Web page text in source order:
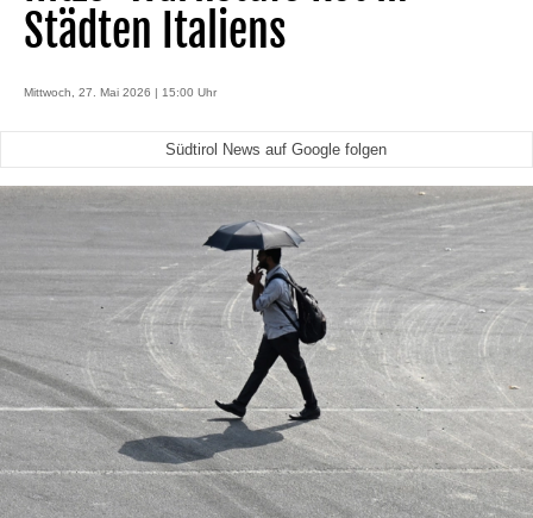
Städten Italiens
Mittwoch, 27. Mai 2026 | 15:00 Uhr
Südtirol News auf Google folgen